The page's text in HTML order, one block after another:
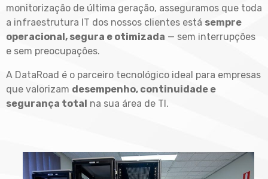
monitorização de última geração, asseguramos que toda
a infraestrutura IT dos nossos clientes está sempre
operacional, segura e otimizada — sem interrupções
e sem preocupações.
A DataRoad é o parceiro tecnológico ideal para empresas
que valorizam desempenho, continuidade e
segurança total na sua área de TI.